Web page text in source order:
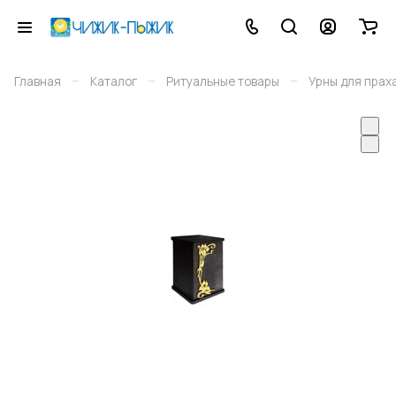
Главная – Каталог – Ритуальные товары – Урны для